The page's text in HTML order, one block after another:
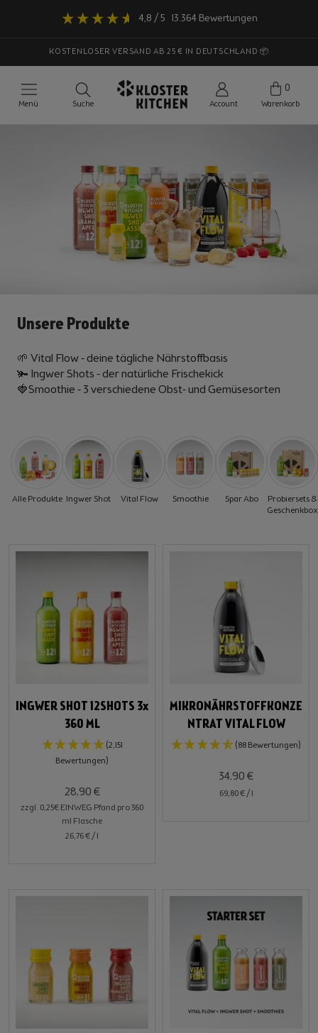
4,8 / 5 13.364 Bewertungen
KOSTENLOSER VERSAND AB 25 € IN DEUTSCHLAND 📦
Menü Suche Account
0
Warenkorb
Unsere Produkte
🌱 Vital Flow - deine tägliche Nährstoffbasis
🫚 Ingwer Shots - der natürliche Frischekick
🍓Smoothie - 3 verschiedene Obst- und Gemüsesorten
Alle Produkte Ingwer Shot Vital Flow Smoothie Spar Abo
Probiersets &
INGWER SHOT 12SHOTS 3x
360 ML
(2,151
Bewertungen)
28,90 €
zzgl. 0,25€ EINWEG Pfand pro 360
ml Flasche
26,76 € /
MIKRONÄHRSTOFFKONZE
NTRAT VITAL FLOW
(88 Bewertungen)
34,90 €
69,80 € /